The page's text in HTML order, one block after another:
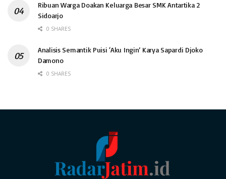
Ribuan Warga Doakan Keluarga Besar SMK Antartika 2
Sidoarjo
0 SHARES
Analisis Semantik Puisi ‘Aku Ingin’ Karya Sapardi Djoko
Damono
0 SHARES